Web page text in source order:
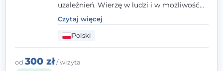
uzależnień. Wierzę w ludzi i w możliwość
wprowadzenia zmian w ich życiu. Bardzo
często przekonuje się o tym, że każdy z nas,
w tym Ty i ja, ma wpływ na swoje
szczęście. Należy uwierzyć w siebie i działać
w obranym kierunku.
Czytaj więcej
Polski
od 300 zł/ wizyta